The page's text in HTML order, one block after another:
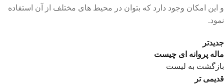
و این امکان وجود دارد که بتوان در محیط های مختلف از آن استفاده
نمود.
جدیدتر
ماله پروانه ای چیست
بازگشت به لیست
قدیمی تر